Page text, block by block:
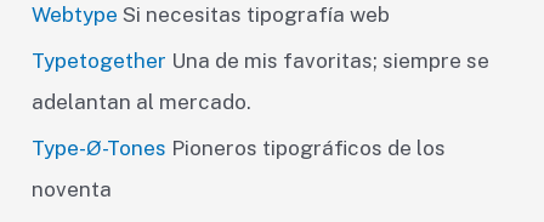
Webtype Si necesitas tipografía web
Typetogether Una de mis favoritas; siempre se
adelantan al mercado.
Type-Ø-Tones Pioneros tipográficos de los
noventa